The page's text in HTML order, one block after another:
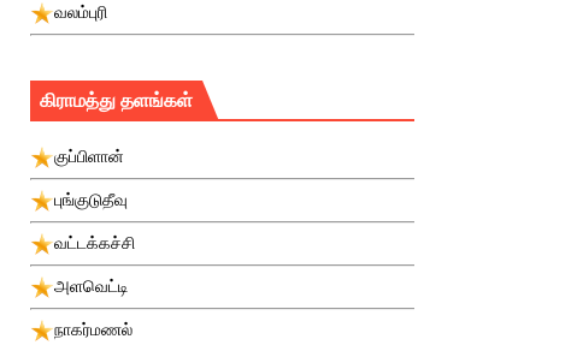
வலம்புரி
கிராமத்து தளங்கள்
குப்பிளான்
புங்குடுதீவு
வட்டக்கச்சி
அளவெட்டி
நாகர்மணல்